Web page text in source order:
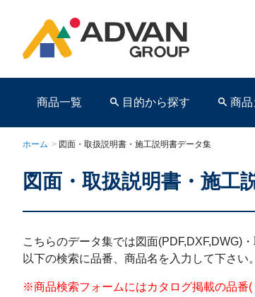
商品一覧 目的から探す 商
ホーム > 図面・取扱説明書・施工説明書データ集
図面・取扱説明書・施工
こちらのデータ集では図面(PDF,DXF,DWG)
以下の検索に品番、商品名を入力して下さい。
※商品検索フォームにはカタログ掲載の品番